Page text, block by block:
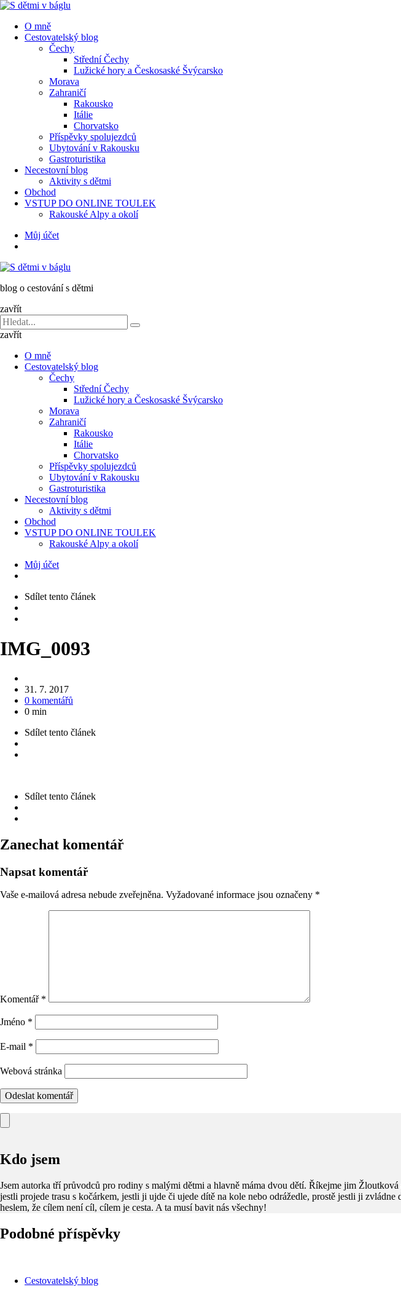
Menu
Menu
O mně
Cestovatelský blog
Čechy
Střední Čechy
Lužické hory a Českosaské Švýcarsko
Morava
Zahraničí
Rakousko
Itálie
Chorvatsko
Příspěvky spolujezdců
Ubytování v Rakousku
Gastroturistika
Necestovní blog
Aktivity s dětmi
Obchod
VSTUP DO ONLINE TOULEK
Rakouské Alpy a okolí
HledatMůj účet
v
blog o cestování s dětmi
zavřít
Vyhledávání
pro:
Hledat
zavřít
O mně
Cestovatelský blog
Čechy
Střední Čechy
Lužické hory a Českosaské Švýcarsko
Morava
Zahraničí
Rakousko
Itálie
Chorvatsko
Příspěvky spolujezdců
Ubytování v Rakousku
Gastroturistika
Necestovní blog
Aktivity s dětmi
Obchod
VSTUP DO ONLINE TOULEK
Rakouské Alpy a okolí
Můj účet
Sdílet tento článek
IMG_0093
31. 7. 2017
0 komentářů
0 min
Sdílet tento článek
Sdílet tento článek
Zanechat komentář
Napsat komentář
Vaše e-mailová adresa nebude zveřejněna. Vyžadované informace jsou označeny *
Komentář *
Jméno *
E-mail *
Webová stránka
Kdo jsem
Jsem autorka tří průvodců pro rodiny s malými dětmi a hlavně máma dvou dětí. Říkejme jim
jestli projede trasu s kočárkem, jestli ji ujde či ujede dítě na kole nebo odrážedle, prostě jestli ji
heslem, že cílem není cíl, cílem je cesta. A ta musí bavit nás všechny!
Podobné příspěvky
KategorieCestovatelský blog